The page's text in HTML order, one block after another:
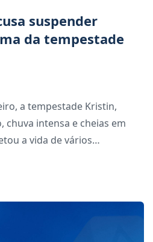
suspender
da tempestade
a tempestade Kristin,
chuva intensa e cheias em
a vida de vários
continua, meses depoi